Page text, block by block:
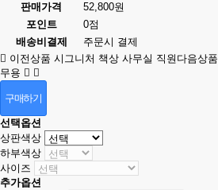
판매가격
52,800원
포인트
0점
배송비결제
주문시 결제
이전상품 시그니처 책상 사무실 직원 다음상품
무용
구매하기
선택옵션
상판색상
하부색상
사이즈
추가옵션